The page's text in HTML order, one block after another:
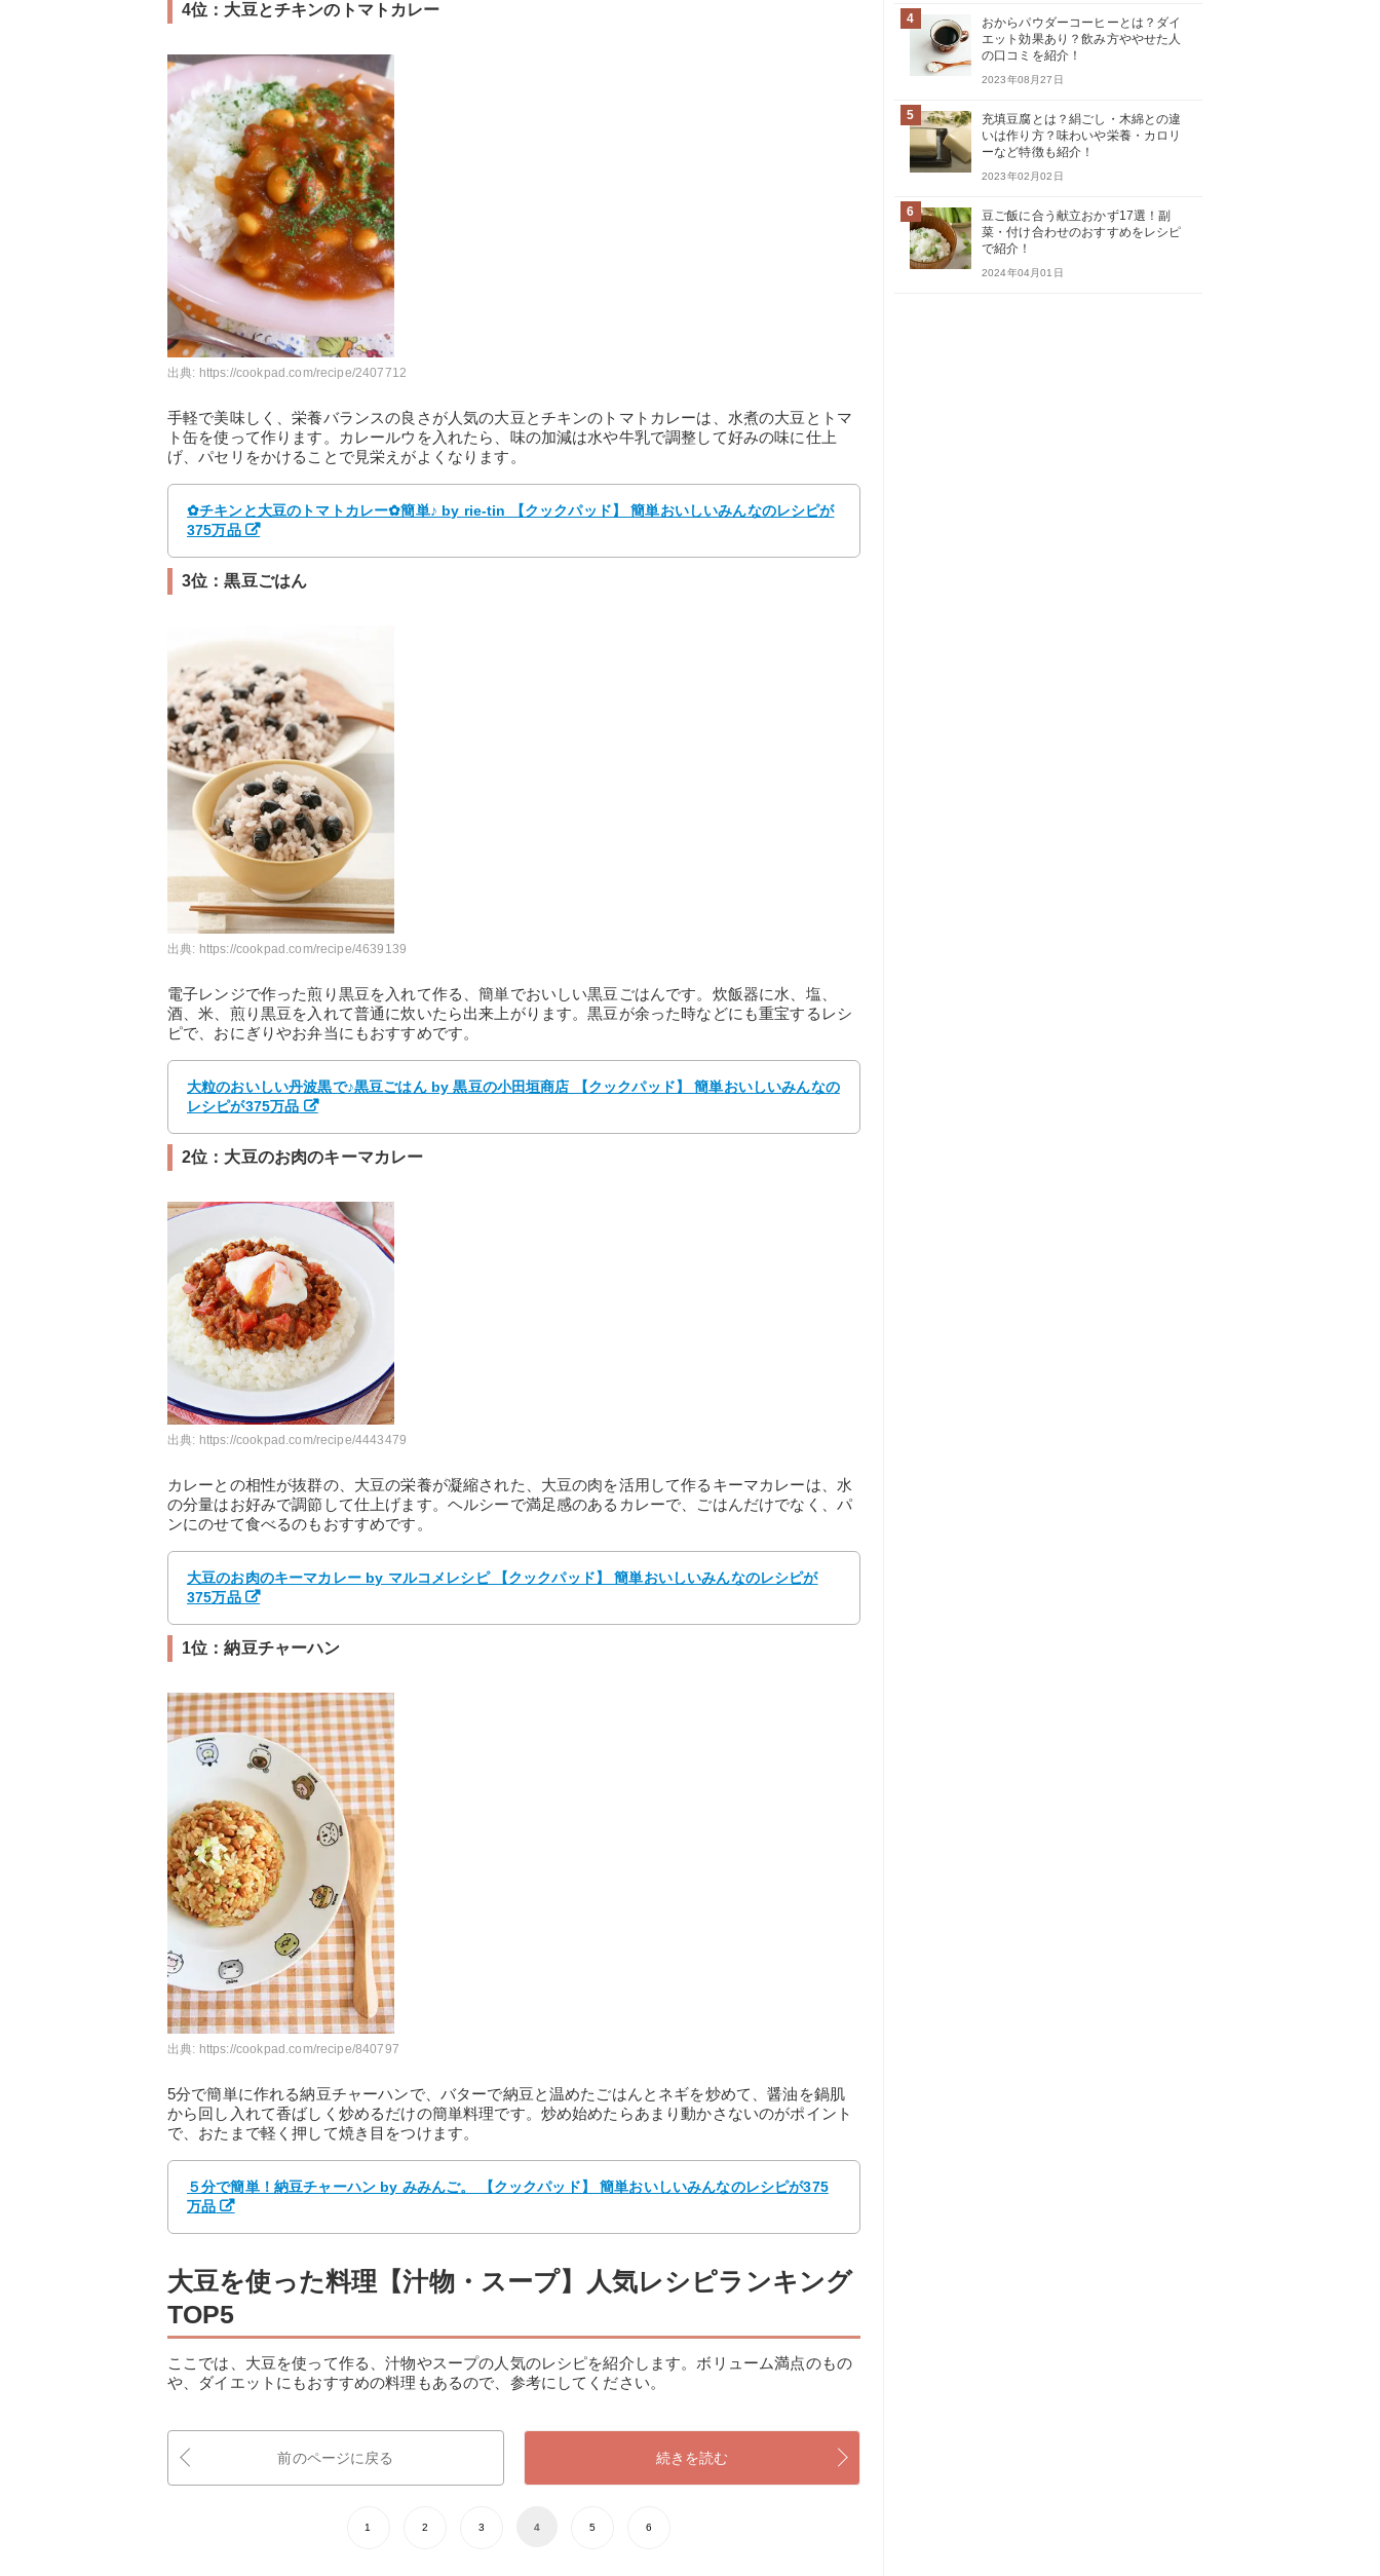
4位：大豆とチキンのトマトカレー
出典: https://cookpad.com/recipe/2407712
手軽で美味しく、栄養バランスの良さが人気の大豆とチキンのトマトカレーは、水煮の大豆とトマ
ト缶を使って作ります。カレールウを入れたら、味の加減は水や牛乳で調整して好みの味に仕上
げ、パセリをかけることで見栄えがよくなります。
✿チキンと大豆のトマトカレー✿簡単♪ by rie-tin 【クックパッド】 簡単おいしいみんなのレシピが
375万品
3位：黒豆ごはん
出典: https://cookpad.com/recipe/4639139
電子レンジで作った煎り黒豆を入れて作る、簡単でおいしい黒豆ごはんです。炊飯器に水、塩、
酒、米、煎り黒豆を入れて普通に炊いたら出来上がります。黒豆が余った時などにも重宝するレシ
ピで、おにぎりやお弁当にもおすすめです。
大粒のおいしい丹波黒で♪黒豆ごはん by 黒豆の小田垣商店 【クックパッド】 簡単おいしいみんなの
レシピが375万品
2位：大豆のお肉のキーマカレー
出典: https://cookpad.com/recipe/4443479
カレーとの相性が抜群の、大豆の栄養が凝縮された、大豆の肉を活用して作るキーマカレーは、水
の分量はお好みで調節して仕上げます。ヘルシーで満足感のあるカレーで、ごはんだけでなく、パ
ンにのせて食べるのもおすすめです。
大豆のお肉のキーマカレー by マルコメレシピ 【クックパッド】 簡単おいしいみんなのレシピが
375万品
1位：納豆チャーハン
出典: https://cookpad.com/recipe/840797
5分で簡単に作れる納豆チャーハンで、バターで納豆と温めたごはんとネギを炒めて、醤油を鍋肌
から回し入れて香ばしく炒めるだけの簡単料理です。炒め始めたらあまり動かさないのがポイント
で、おたまで軽く押して焼き目をつけます。
５分で簡単！納豆チャーハン by みみんご。 【クックパッド】 簡単おいしいみんなのレシピが375
万品
大豆を使った料理【汁物・スープ】人気レシピランキング
TOP5
ここでは、大豆を使って作る、汁物やスープの人気のレシピを紹介します。ボリューム満点のもの
や、ダイエットにもおすすめの料理もあるので、参考にしてください。
前のページに戻る 続きを読む
1 2 3 4 5 6
4
おからパウダーコーヒーとは？ダイ
エット効果あり？飲み方ややせた人
の口コミを紹介！
2023年08月27日
5
充填豆腐とは？絹ごし・木綿との違
いは作り方？味わいや栄養・カロリ
ーなど特徴も紹介！
2023年02月02日
6
豆ご飯に合う献立おかず17選！副
菜・付け合わせのおすすめをレシピ
で紹介！
2024年04月01日